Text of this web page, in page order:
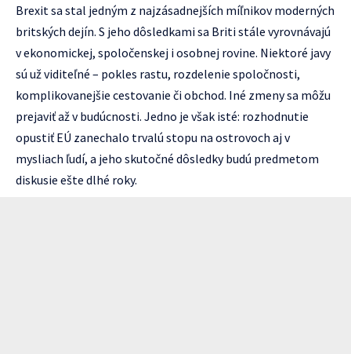
Brexit sa stal jedným z najzásadnejších míľnikov moderných
britských dejín. S jeho dôsledkami sa Briti stále vyrovnávajú
v ekonomickej, spoločenskej i osobnej rovine. Niektoré javy
sú už viditeľné – pokles rastu, rozdelenie spoločnosti,
komplikovanejšie cestovanie či obchod. Iné zmeny sa môžu
prejaviť až v budúcnosti. Jedno je však isté: rozhodnutie
opustiť EÚ zanechalo trvalú stopu na ostrovoch aj v
mysliach ľudí, a jeho skutočné dôsledky budú predmetom
diskusie ešte dlhé roky.